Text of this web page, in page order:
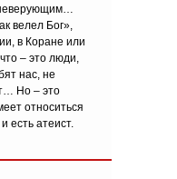
велел Бог»,
в Коране или
– это люди,
нас, не
Но – это
относиться
есть атеист.